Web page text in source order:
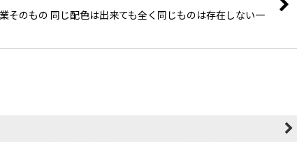
のもの 同じ配色は出来ても全く同じものは存在しない一